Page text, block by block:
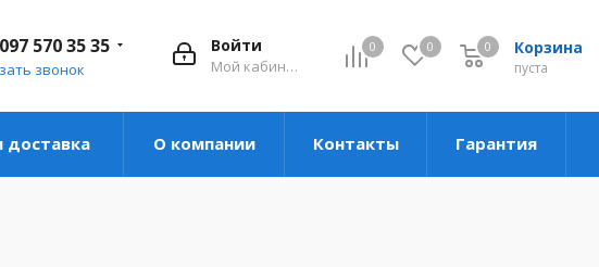
0 0 Корзина
пуста
0
Войти
Мой кабинет
570 35 35
звонок
доставка О компании Контакты Гарантия